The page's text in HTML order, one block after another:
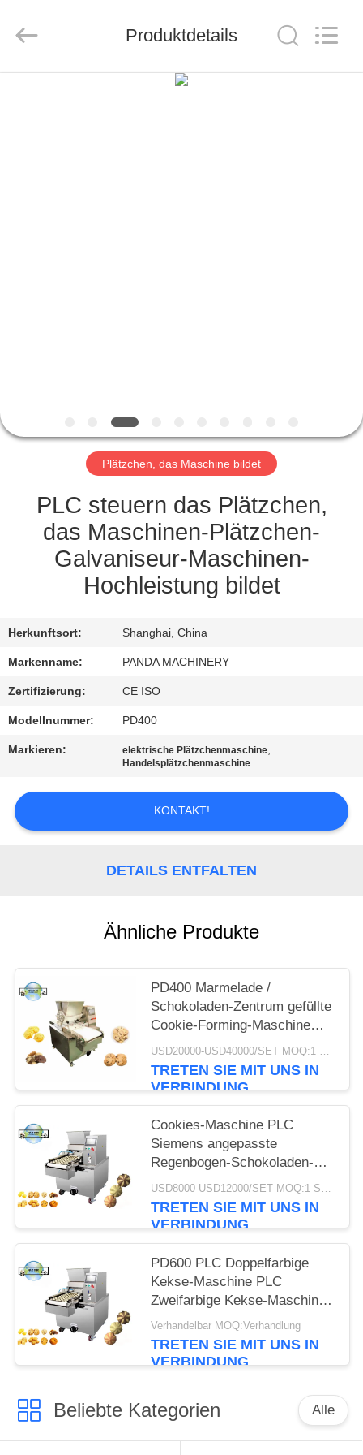
SIE
MIT
VERBINDUNG
NACHRICHTEN
FORDERN
SIE
EIN
ZITAT
SITEMAP
PRIVACY
POLICY
Reserved.
Developed
Produktdetails
Plätzchen, das Maschine bildet
PLC steuern das Plätzchen,
das Maschinen-Plätzchen-
Galvaniseur-Maschinen-
Hochleistung bildet
Herkunftsort: Shanghai, China
Markenname: PANDA MACHINERY
Zertifizierung: CE ISO
Modellnummer: PD400
Markieren: elektrische Plätzchenmaschine,
Handelsplätzchenmaschine
KONTAKT!
DETAILS ENTFALTEN
Ähnliche Produkte
PD400 Marmelade /
Schokoladen-Zentrum gefüllte
Cookie-Forming-Maschine
Produktionslinie Jenny
Cookie-Verarbeitung
Maschinen
TRETEN SIE MIT UNS IN
VERBINDUNG
Cookies-Maschine PLC
Siemens angepasste
Regenbogen-Schokoladen-
Chips-Cookies
Drahtgeschnittener Cookie-
Depositor-Maschine
USD8000-USD12000/SET MOQ:1 Satz
TRETEN SIE MIT UNS IN
VERBINDUNG
PD600 PLC Doppelfarbige
Kekse-Maschine PLC
Zweifarbige Kekse-Maschine
Cookie-Depositor
Verhandelbar MOQ:Verhandlung
TRETEN SIE MIT UNS IN
VERBINDUNG
Beliebte Kategorien Alle